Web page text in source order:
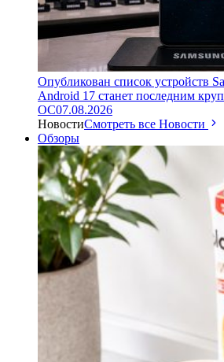
Опубликован список устройств
Android 17 станет последним
ОС07.08.2026
НовостиСмотреть все Новости
Обзоры